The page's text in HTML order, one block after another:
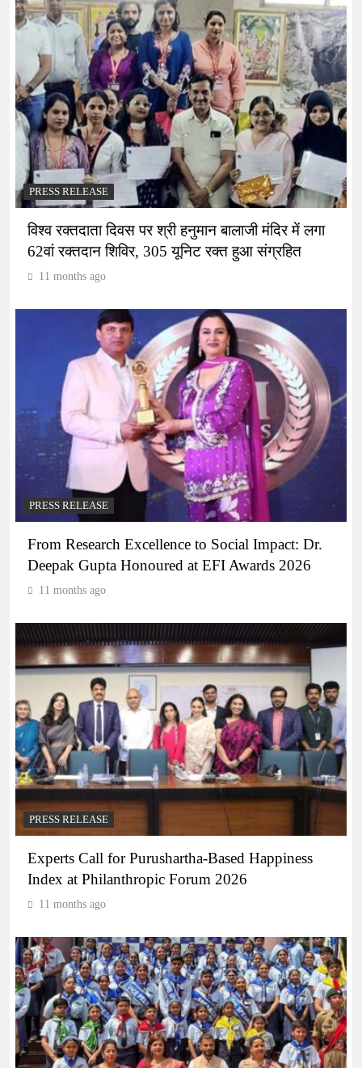
PRESS RELEASE
विश्व रक्तदाता दिवस पर श्री हनुमान बालाजी मंदिर में लगा
62वां रक्तदान शिविर, 305 यूनिट रक्त हुआ संग्रहित
11 months ago
PRESS RELEASE
From Research Excellence to Social Impact: Dr.
Deepak Gupta Honoured at EFI Awards 2026
11 months ago
PRESS RELEASE
Experts Call for Purushartha-Based Happiness
Index at Philanthropic Forum 2026
11 months ago